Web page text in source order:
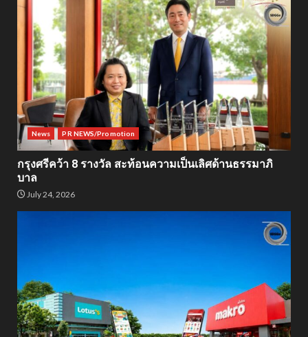
News PR NEWS/Promotion
กรุงศรีคว้า 8 รางวัล สะท้อนความเป็นเลิศด้านธรรมาภิ
บาล
July 24, 2026